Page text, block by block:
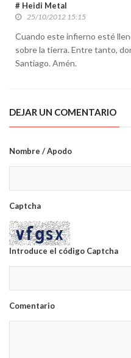
# Heidi Metal
25/10/2012 15:15
Cuando este infierno esté
sobre la tierra. Entre tanto,
Santiago. Amén.
DEJAR UN COMENTARIO
Nombre / Apodo
Captcha
Introduce el código Captcha
Comentario